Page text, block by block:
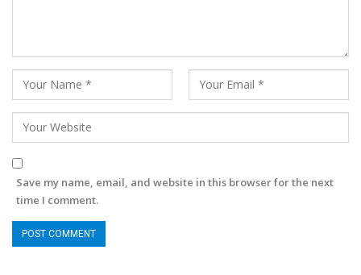
Save my name, email, and website in this browser for the next
time I comment.